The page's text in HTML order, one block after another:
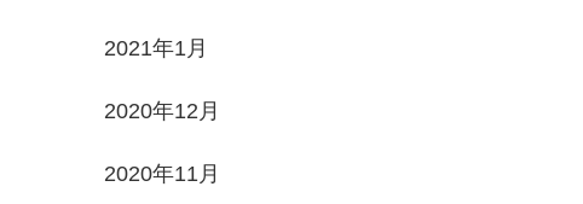
2021年1月
2020年12月
2020年11月